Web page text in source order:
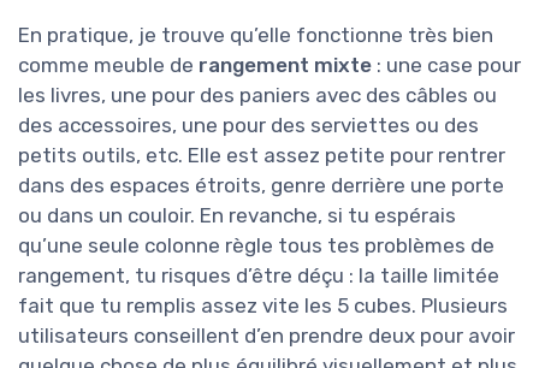
En pratique, je trouve qu’elle fonctionne très bien
comme meuble de rangement mixte : une case pour
les livres, une pour des paniers avec des câbles ou
des accessoires, une pour des serviettes ou des
petits outils, etc. Elle est assez petite pour rentrer
dans des espaces étroits, genre derrière une porte
ou dans un couloir. En revanche, si tu espérais
qu’une seule colonne règle tous tes problèmes de
rangement, tu risques d’être déçu : la taille limitée
fait que tu remplis assez vite les 5 cubes. Plusieurs
utilisateurs conseillent d’en prendre deux pour avoir